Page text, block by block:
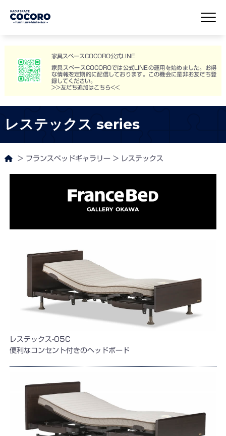
家具スペースCOCORO公式LINE
家具スペースCOCOROでは公式LINEの運用を始めました。お得
な情報を定期的に配信しております。この機会に是非お友だち登
録してください。
>>友だち追加はこちら<<
レステックス series
> フランスベッドギャラリー > レステックス
レステックス-05C
便利なコンセント付きのヘッドボード